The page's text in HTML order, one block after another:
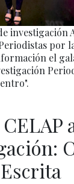
investigación
por
el